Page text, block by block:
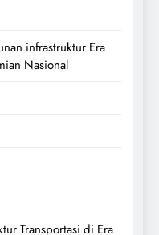
infrastruktur Era
Nasional
Transportasi di Era